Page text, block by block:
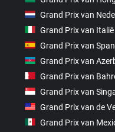
Grand Prix van
Grand Prix van
Grand Prix van
Grand Prix van
Grand Prix van
Grand Prix van
Grand Prix van de
Grand Prix van